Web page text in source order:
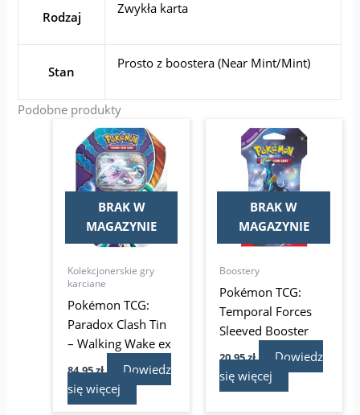
Rodzaj
Zwykła karta
Stan
Prosto z boostera (Near Mint/Mint)
Podobne produkty
BRAK W
MAGAZYNIE
Kolekcjonerskie gry
karciane
Pokémon TCG:
Paradox Clash Tin
– Walking Wake ex
84,95zł
Dowiedz
się więcej
BRAK W
MAGAZYNIE
Boostery
Pokémon TCG:
Temporal Forces
Sleeved Booster
20,95zł
Dowiedz
się więcej